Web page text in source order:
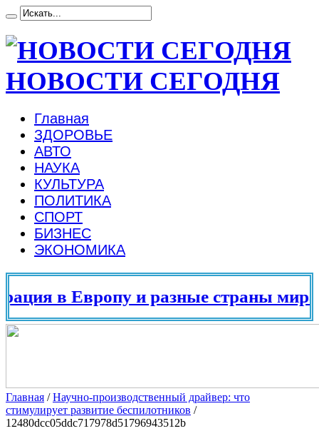
НОВОСТИ СЕГОДНЯ
Главная
ЗДОРОВЬЕ
АВТО
НАУКА
КУЛЬТУРА
ПОЛИТИКА
СПОРТ
БИЗНЕС
ЭКОНОМИКА
в Европу и разные страны мира в
Главная /Научно-производственный драйвер: что
стимулирует развитие беспилотников /
12480dcc05ddc717978d51796943512b